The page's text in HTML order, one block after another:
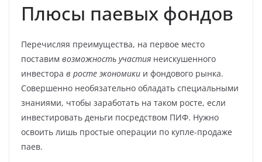
Плюсы паевых фондов
Перечисляя преимущества, на первое место
поставим возможность участия неискушенного
инвестора в росте экономики и фондового рынка.
Совершенно необязательно обладать специальными
знаниями, чтобы заработать на таком росте, если
инвестировать деньги посредством ПИФ. Нужно
освоить лишь простые операции по купле-продаже
паев.